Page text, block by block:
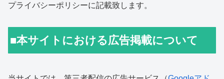
プライバシーポリシーに記載致します。
■本サイトにおける広告掲載について